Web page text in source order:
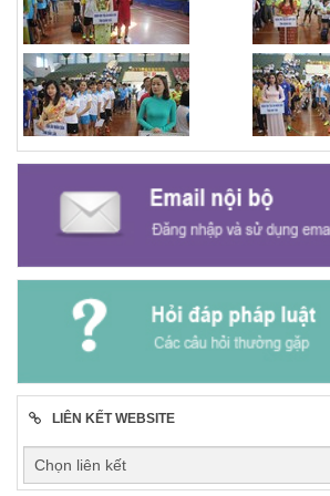
LIÊN KẾT WEBSITE